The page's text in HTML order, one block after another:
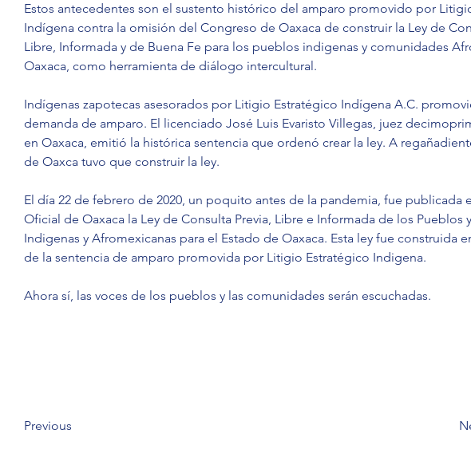
Estos antecedentes son el sustento histórico del amparo promovido por
Indígena contra la omisión del Congreso de Oaxaca de construir la Ley de
Libre, Informada y de Buena Fe para los pueblos indigenas y comunidades
Oaxaca, como herramienta de diálogo intercultural.
Indígenas zapotecas asesorados por Litigio Estratégico Indígena A.C.
demanda de amparo. El licenciado José Luis Evaristo Villegas, juez
en Oaxaca, emitió la histórica sentencia que ordenó crear la ley. A
de Oaxca tuvo que construir la ley.
El día 22 de febrero de 2020, un poquito antes de la pandemia, fue publicada
Oficial de Oaxaca la Ley de Consulta Previa, Libre e Informada de los Pueblos
Indigenas y Afromexicanas para el Estado de Oaxaca. Esta ley fue construida
de la sentencia de amparo promovida por Litigio Estratégico Indigena.
Ahora sí, las voces de los pueblos y las comunidades serán escuchadas.
Previous